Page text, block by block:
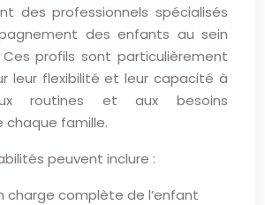
des professionnels spécialisés
des enfants au sein
profils sont particulièrement
leur flexibilité et leur capacité à
routines et aux besoins
chaque famille.
peuvent inclure :
charge complète de l’enfant